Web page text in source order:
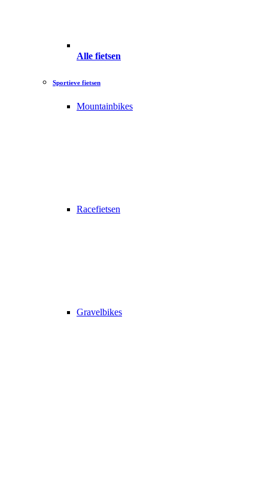
Alle fietsen
Sportieve fietsen
Mountainbikes
Racefietsen
Gravelbikes